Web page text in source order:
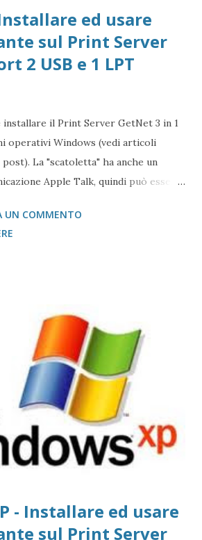
ed usare
sul Print Server
2 USB e 1 LPT
installare il Print Server GetNet 3 in 1
operativi Windows (vedi articoli
La "scatoletta" ha anche un
Apple Talk, quindi può essere
(quasi tutte le stampanti
Ricoh che hanno bisogno di un
tra moltissimi modelli, ma si
semplice. Purtroppo sul Mac non è
attuale) collegare print server di tipo
di porta USB su Lan, in quanto
adatto. Detto questo, consideriamo la
collegare al Mac. Il caso che
post,...
UN COMMENTO
- Installare ed usare
sul Print Server